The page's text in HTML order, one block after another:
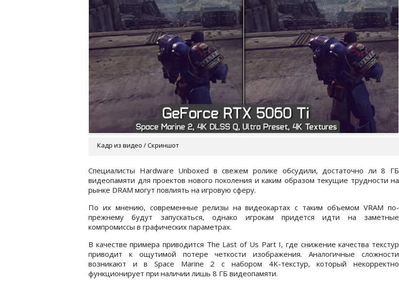
Кадр из видео / Скриншот
Специалисты Hardware Unboxed в свежем ролике обсудили, достаточно ли 8 ГБ
видеопамяти для проектов нового поколения и каким образом текущие трудности на
рынке DRAM могут повлиять на игровую сферу.
По их мнению, современные релизы на видеокартах с таким объемом VRAM по-
прежнему будут запускаться, однако игрокам придется идти на заметные
компромиссы в графических параметрах.
В качестве примера приводится The Last of Us Part I, где снижение качества текстур
приводит к ощутимой потере четкости изображения. Аналогичные сложности
возникают и в Space Marine 2 с набором 4K-текстур, который некорректно
функционирует при наличии лишь 8 ГБ видеопамяти.